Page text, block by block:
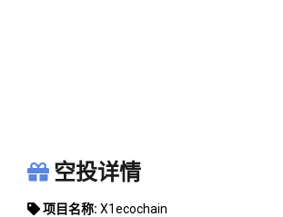
空投详情
项目名称: X1ecochain